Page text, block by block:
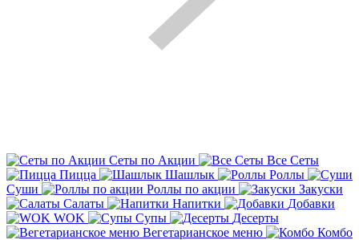
Сеты по Акции
Все Сеты
Пицца
Шашлык
Роллы
Суши
Роллы по акции
Закуски
Салаты
Напитки
Добавки
WOK
Супы
Десерты
Вегетарианское меню
Комбо